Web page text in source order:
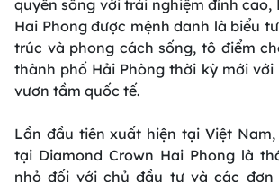
quyền sống với trải nghiệm đỉnh cao,
Hai Phong được mệnh danh là biểu
trúc và phong cách sống, tô điểm
thành phố Hải Phòng thời kỳ mới với
vươn tầm quốc tế.
Lần đầu tiên xuất hiện tại Việt
tại Diamond Crown Hai Phong là
nhỏ đối với chủ đầu tư và các